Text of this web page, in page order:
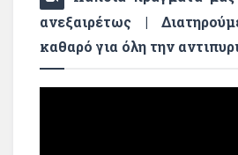
ανεξαιρέτως |
καθαρό για όλη την